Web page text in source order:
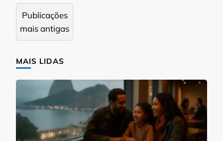
Navegação
por
posts
Publicações
mais antigas
MAIS LIDAS